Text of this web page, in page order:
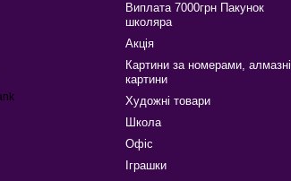
Виплата 7000грн Пакунок
школяра
Акція
Картини за номерами, алмазні
картини
Художні товари
Школа
Офіс
Іграшки